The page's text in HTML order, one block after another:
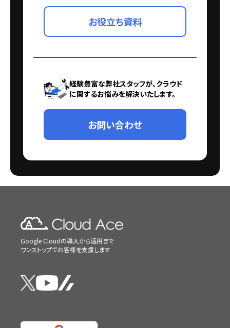
お役立ち資料
経験豊富な弊社スタッフが、クラウド
に関するお悩みを解決いたします。
お問い合わせ
Google Cloudの導入から活用まで
ワンストップでお客様を支援します